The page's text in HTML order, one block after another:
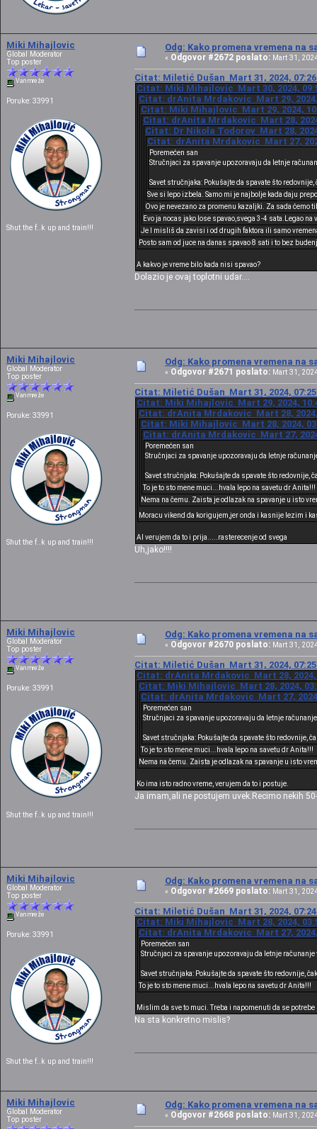
Miki Mihajlovic
Global Moderator
Top poster
Van mreže
Poruke: 33991
Shut the f..k up and train!!!
Odg: Kako promena vremena na
« Odgovor #2672 poslato: Mart 31,
Citat: Miletić Dušan Mart 31, 2024,
Citat: Miki Mihajlovic Mart 30, 2024,
Citat: drAnita Mrdakovic Mart 29, 2024,
Citat: Miki Mihajlovic Mart 29, 2024,
Citat: drAnita Mrdakovic Mart 28,
Citat: Dr Nikola Todorov Mart 28,
Citat: drAnita Mrdakovic Mart 27,
Poremećen san
Stručnjaci za spavanje upozoravaju da letnje
Savet stručnjaka: Pokušajte da spavate što redovnije,
Sve si lepo izbela. Samo mi je najbolje kada daju
Ovo je nevezano za promenu kazaljki. Za sada ćemo
Evo ja nocas jako lose spavao,svega 3-4 sata.Legao
Je l misliš da zavisi i od drugih faktora ili samo
Posto sam od juce na danas spavao 8 sati i to bez
A kakvo je vreme bilo kada nisi spavao?
Dolazio je ovaj toplotni udar....
Miki Mihajlovic
Global Moderator
Top poster
Van mreže
Poruke: 33991
Shut the f..k up and train!!!
Odg: Kako promena vremena na
« Odgovor #2671 poslato: Mart 31,
Citat: Miletić Dušan Mart 31, 2024,
Citat: Miki Mihajlovic Mart 29, 2024,
Citat: drAnita Mrdakovic Mart 28, 2024,
Citat: Miki Mihajlovic Mart 28, 2024,
Citat: drAnita Mrdakovic Mart 27,
Poremećen san
Stručnjaci za spavanje upozoravaju da letnje
Savet stručnjaka: Pokušajte da spavate što redovnije,
To je to sto mene muci...hvala lepo na savetu dr Anita!!!
Nema na čemu. Zaista je odlazak na spavanje u isto
Moracu vikend da korigujem,jer onda i kasnije lezim i
Al verujem da to i prija.....rasterecenje od svega
Uh,jako!!!!
Miki Mihajlovic
Global Moderator
Top poster
Van mreže
Poruke: 33991
Shut the f..k up and train!!!
Odg: Kako promena vremena na
« Odgovor #2670 poslato: Mart 31,
Citat: Miletić Dušan Mart 31, 2024,
Citat: drAnita Mrdakovic Mart 28, 2024,
Citat: Miki Mihajlovic Mart 28, 2024,
Citat: drAnita Mrdakovic Mart 27,
Poremećen san
Stručnjaci za spavanje upozoravaju da letnje
Savet stručnjaka: Pokušajte da spavate što redovnije,
To je to sto mene muci...hvala lepo na savetu dr Anita!!!
Nema na čemu. Zaista je odlazak na spavanje u isto
Ko ima isto radno vreme, verujem da to i postuje.
Ja imam,ali ne postujem uvek.Recimo nekih
Miki Mihajlovic
Global Moderator
Top poster
Van mreže
Poruke: 33991
Shut the f..k up and train!!!
Odg: Kako promena vremena na
« Odgovor #2669 poslato: Mart 31,
Citat: Miletić Dušan Mart 31, 2024,
Citat: Miki Mihajlovic Mart 28, 2024,
Citat: drAnita Mrdakovic Mart 27, 2024,
Poremećen san
Stručnjaci za spavanje upozoravaju da letnje
Savet stručnjaka: Pokušajte da spavate što redovnije,
To je to sto mene muci...hvala lepo na savetu dr Anita!!!
Mislim da sve to muci. Treba i napomenuti da se
Na sta konkretno mislis?
Miki Mihajlovic
Global Moderator
Top poster
Odg: Kako promena vremena na
« Odgovor #2668 poslato: Mart 31,